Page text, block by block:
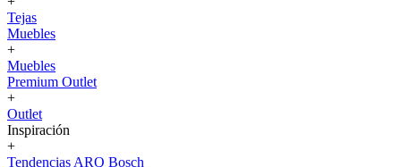
Tejas
Muebles
+
Muebles
Premium Outlet
+
Outlet
Inspiración
+
Tendencias ARQ Bosch